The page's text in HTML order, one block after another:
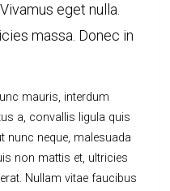
eget nulla.
massa. Donec in
mauris, interdum
a, convallis ligula quis
nunc neque, malesuada
non mattis et, ultricies
Nullam vitae faucibus